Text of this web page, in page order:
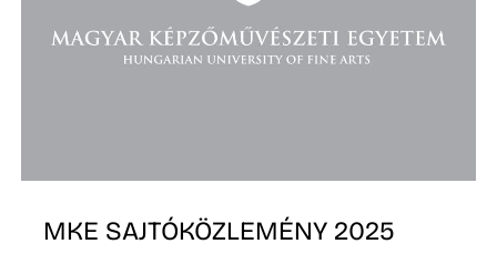
MKE SAJTÓKÖZLEMÉNY 2025